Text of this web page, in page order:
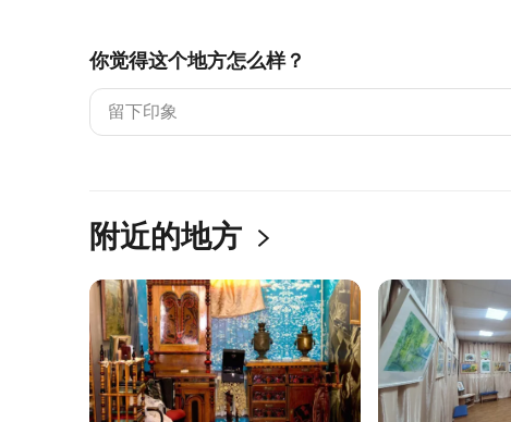
你觉得这个地方怎么样？
附近的地方